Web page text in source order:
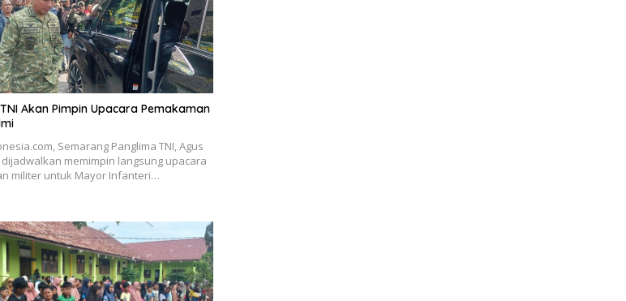
Akan Pimpin Upacara Pemakaman
Semarang Panglima TNI, Agus
memimpin langsung upacara
militer untuk Mayor Infanteri…